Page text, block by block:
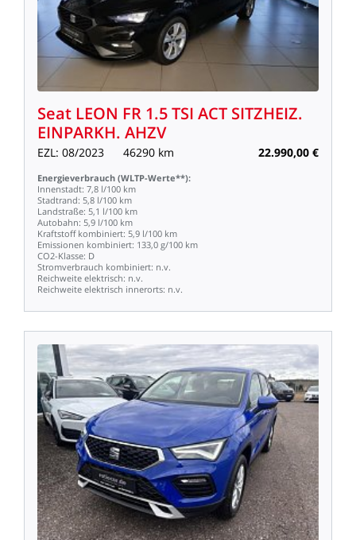
Seat LEON FR 1.5TSI ACT SITZHEIZ.
EINPARKH. AHZV
EZL: 08/2023 46290 km 22.990,00 €
Energieverbrauch (WLTP-Werte**):
Innenstadt: 7,8 l/100 km
Stadtrand: 5,8 l/100 km
Landstraße: 5,1 l/100 km
Autobahn: 5,9 l/100 km
Kraftstoff kombiniert: 5,9 l/100 km
Emissionen kombiniert: 133,0 g/100 km
CO2-Klasse: D
Stromverbrauch kombiniert: n.v.
Reichweite elektrisch: n.v.
Reichweite elektrisch innerorts: n.v.